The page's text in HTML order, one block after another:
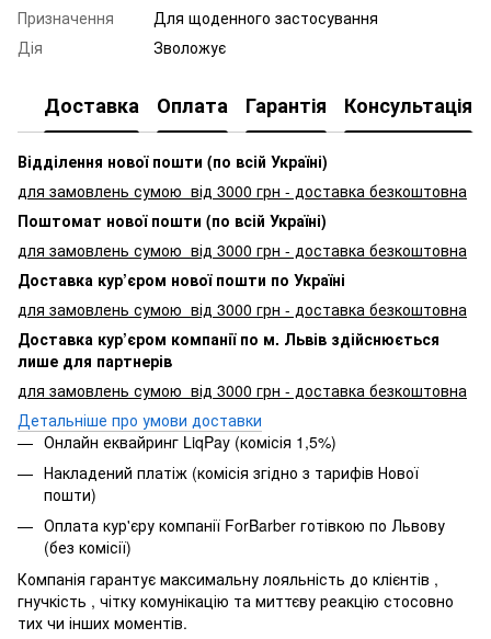
Призначення
Для щоденного застосування
Дія
Зволожує
Доставка Оплата Гарантія Консультація
Відділення нової пошти (по всій Україні)
для замовлень сумою від 3000 грн - доставка безкоштовна
Поштомат нової пошти (по всій Україні)
для замовлень сумою від 3000 грн - доставка безкоштовна
Доставка кур’єром нової пошти по Україні
для замовлень сумою від 3000 грн - доставка безкоштовна
Доставка кур’єром компанії по м. Львів здійснюється
лише для партнерів
для замовлень сумою від 3000 грн - доставка безкоштовна
Детальніше про умови доставки
Онлайн еквайринг LiqPay (комісія 1,5%)
Накладений платіж (комісія згідно з тарифів Нової
пошти)
Оплата кур'єру компанії ForBarber готівкою по Львову
(без комісії)
Компанія гарантує максимальну лояльність до клієнтів ,
гнучкість , чітку комунікацію та миттєву реакцію стосовно
тих чи інших моментів.